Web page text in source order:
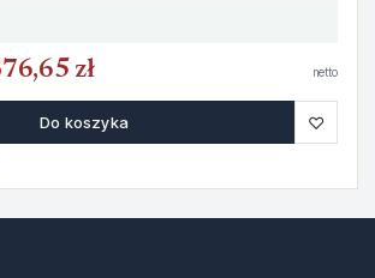
zł netto
Do koszyka ♡